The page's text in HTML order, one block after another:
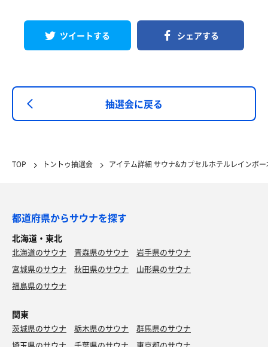
ツイートする シェアする
抽選会に戻る
TOP トントゥ抽選会 アイテム詳細 サウナ&カプセルホテルレインボ
都道府県からサウナを探す
北海道・東北
北海道のサウナ 青森県のサウナ
岩手県のサウナ
宮城県のサウナ
秋田県のサウナ
山形県のサウナ
福島県のサウナ
関東
茨城県のサウナ 栃木県のサウナ
群馬県のサウナ